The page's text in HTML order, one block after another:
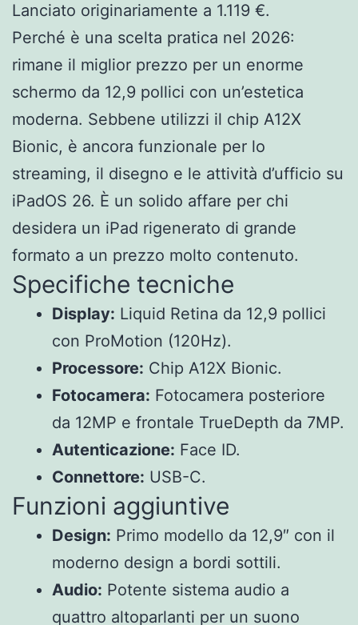
Lanciato originariamente a 1.119 €.
Perché è una scelta pratica nel 2026:
rimane il miglior prezzo per un enorme
schermo da 12,9 pollici con un’estetica
moderna. Sebbene utilizzi il chip A12X
Bionic, è ancora funzionale per lo
streaming, il disegno e le attività d’ufficio su
iPadOS 26. È un solido affare per chi
desidera un iPad rigenerato di grande
formato a un prezzo molto contenuto.
Specifiche tecniche
Display: Liquid Retina da 12,9 pollici
con ProMotion (120Hz).
Processore: Chip A12X Bionic.
Fotocamera: Fotocamera posteriore
da 12MP e frontale TrueDepth da 7MP.
Autenticazione: Face ID.
Connettore: USB-C.
Funzioni aggiuntive
Design: Primo modello da 12,9″ con il
moderno design a bordi sottili.
Audio: Potente sistema audio a
quattro altoparlanti per un suono